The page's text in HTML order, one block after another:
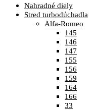
Nahradné diely
Stred turbodúchadla
Alfa-Romeo
145
146
147
155
156
159
164
166
33